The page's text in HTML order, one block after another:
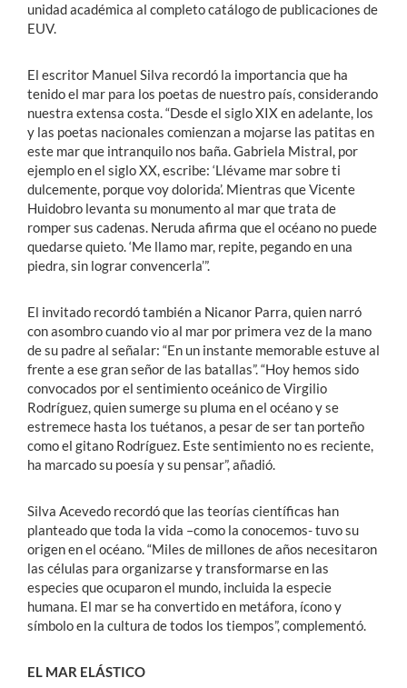
unidad académica al completo catálogo de publicaciones de
EUV.
El escritor Manuel Silva recordó la importancia que ha
tenido el mar para los poetas de nuestro país, considerando
nuestra extensa costa. “Desde el siglo XIX en adelante, los
y las poetas nacionales comienzan a mojarse las patitas en
este mar que intranquilo nos baña. Gabriela Mistral, por
ejemplo en el siglo XX, escribe: ‘Llévame mar sobre ti
dulcemente, porque voy dolorida’. Mientras que Vicente
Huidobro levanta su monumento al mar que trata de
romper sus cadenas. Neruda afirma que el océano no puede
quedarse quieto. ‘Me llamo mar, repite, pegando en una
piedra, sin lograr convencerla’”.
El invitado recordó también a Nicanor Parra, quien narró
con asombro cuando vio al mar por primera vez de la mano
de su padre al señalar: “En un instante memorable estuve al
frente a ese gran señor de las batallas”. “Hoy hemos sido
convocados por el sentimiento oceánico de Virgilio
Rodríguez, quien sumerge su pluma en el océano y se
estremece hasta los tuétanos, a pesar de ser tan porteño
como el gitano Rodríguez. Este sentimiento no es reciente,
ha marcado su poesía y su pensar”, añadió.
Silva Acevedo recordó que las teorías científicas han
planteado que toda la vida –como la conocemos- tuvo su
origen en el océano. “Miles de millones de años necesitaron
las células para organizarse y transformarse en las
especies que ocuparon el mundo, incluida la especie
humana. El mar se ha convertido en metáfora, ícono y
símbolo en la cultura de todos los tiempos”, complementó.
EL MAR ELÁSTICO